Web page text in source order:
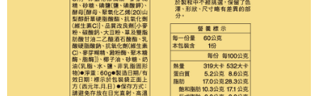
每筆NT$150，滿NT$2,000(含以上)免運費
無印良品門市自取